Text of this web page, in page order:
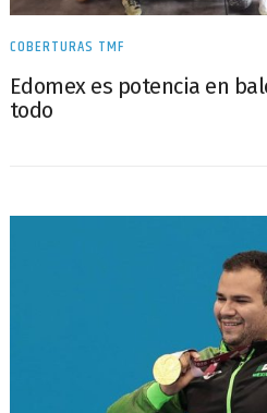
COBERTURAS TMF
Edomex es potencia en
todo